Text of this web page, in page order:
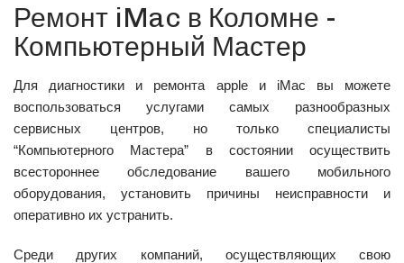
Ремонт iMac в Коломне -
Компьютерный Мастер
Для диагностики и ремонта apple и iMac вы можете
воспользоваться услугами самых разнообразных
сервисных центров, но только специалисты
“Компьютерного Мастера” в состоянии осуществить
всестороннее обследование вашего мобильного
оборудования, установить причины неисправности и
оперативно их устранить.
Среди других компаний, осуществляющих свою